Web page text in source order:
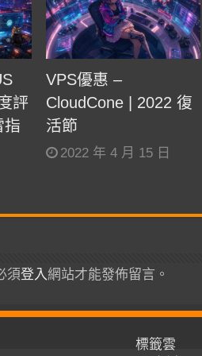
評
指
VPS優惠 –
CloudCone | 2022 復
活節
2022 年 4 月 15 日
須登入網站才能發佈留言。
標籤雲